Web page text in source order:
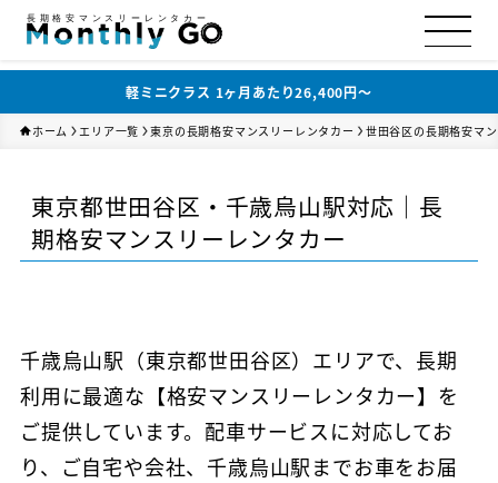
長期格安マンスリーレンタカー
軽ミニクラス 1ヶ月あたり26,400円〜
ホーム エリア一覧 東京の長期格安マンスリーレンタカー 世田谷区の長期格安マ
東京都世田谷区・千歳烏山駅対応｜長
期格安マンスリーレンタカー
千歳烏山駅（東京都世田谷区）エリアで、長期
利用に最適な【格安マンスリーレンタカー】を
ご提供しています。配車サービスに対応してお
り、ご自宅や会社、千歳烏山駅までお車をお届